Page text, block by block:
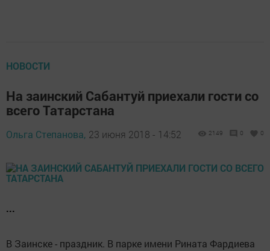
НОВОСТИ
На заинский Сабантуй приехали гости со
всего Татарстана
Ольга Степанова, 23 июня 2018 - 14:52 2149 0 0
...
В Заинске - праздник. В парке имени Рината Фардиева